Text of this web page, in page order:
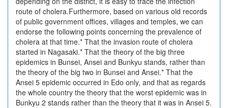
route of cholera.Furthermore, based on various old records
of public government offices, villages and temples, we can
endorse the following points concerning the prevalence of
cholera at that time.* That the invasion route of cholera
started in Nagasaki.* That the theory of the big three
epidemics in Bunsei, Ansei and Bunkyu stands, rather than
the theory of the big two in Bunsei and Ansei.* That the
Ansei 5 epidemic occurred in Edo only, and that as regards
the whole country the theory that the worst epidemic was in
Bunkyu 2 stands rather than the theory that it was in Ansei 5.